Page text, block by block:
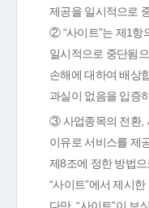
제공을 일시적으로
② “사이트”는 제1항
일시적으로 중단됨
손해에 대하여 배상
과실이 없음을 입증
③ 사업종목의 전환,
이유로 서비스를 제
제8조에 정한 방법
“사이트”에서 제시